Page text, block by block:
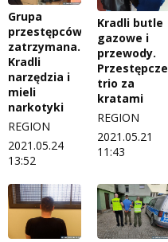
Grupa
przestępców
zatrzymana.
Kradli
narzędzia i
mieli
narkotyki
REGION
2021.05.24
13:52
Kradli butle
gazowe i
przewody.
Przestępcze
trio za
kratami
REGION
2021.05.21
11:43